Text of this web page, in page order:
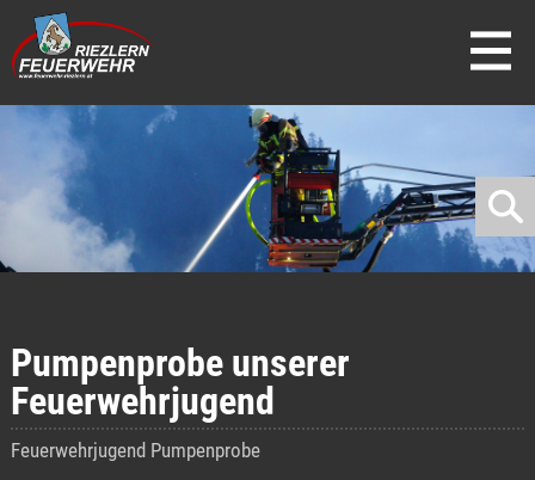
direkt zur Navigation
direkt zum Inhalt
Pumpenprobe unserer
Feuerwehrjugend
Feuerwehrjugend Pumpenprobe